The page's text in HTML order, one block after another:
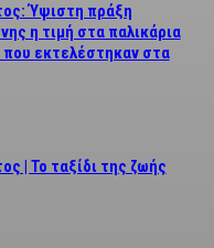
Ύψιστη πράξη
η τιμή στα παλικάρια
που εκτελέστηκαν στα
| Το ταξίδι της ζωής